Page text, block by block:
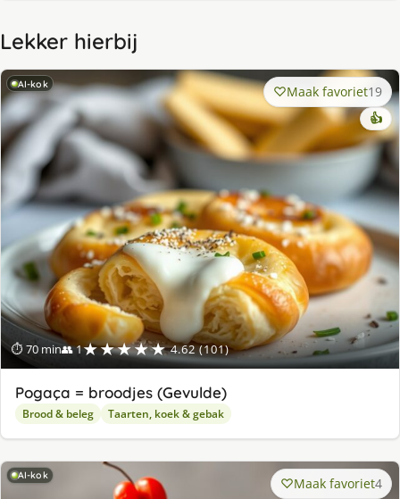
Lekker hierbij
AI-kok
⏱ 70 min👥 1★★★★★ 4.62 (101)
Maak favoriet19
👍
Pogaça = broodjes (Gevulde)
Brood & beleg Taarten, koek & gebak
AI-kok Maak favoriet4